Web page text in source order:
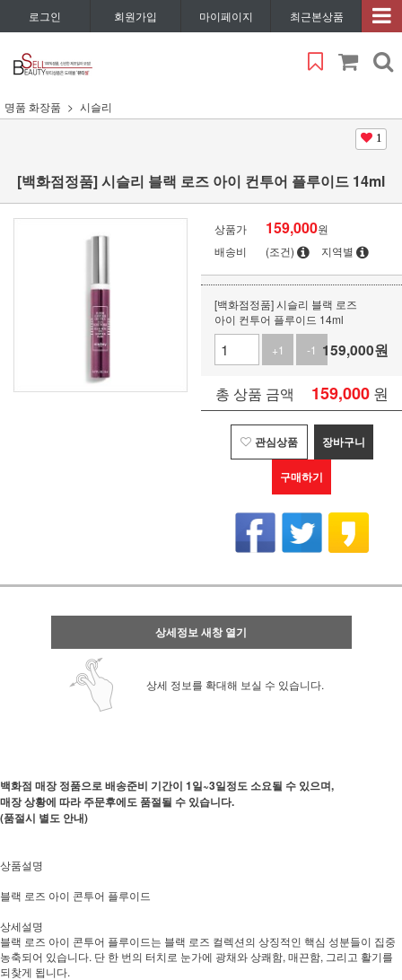
로그인 회원가입 마이페이지 최근본상품
명품 화장품 시슬리
1
[백화점정품] 시슬리 블랙 로즈 아이 컨투어 플루이드 14ml
상품가 159,000원
배송비
(조건) 지역별
[백화점정품] 시슬리 블랙 로즈
아이 컨투어 플루이드 14ml
+1
-1 159,000원
총 상품 금액 159,000 원
관심상품 장바구니
구매하기
상세정보 새창 열기
상세 정보를 확대해 보실 수 있습니다.
백화점 매장 정품으로 배송준비 기간이 1일~3일정도 소요될 수 있으며,
매장 상황에 따라 주문후에도 품절될 수 있습니다.
(품절시 별도 안내)
상품설명
블랙 로즈 아이 콘투어 플루이드
상세설명
블랙 로즈 아이 콘투어 플루이드는 블랙 로즈 컬렉션의 상징적인 핵심 성분들이 집중
농축되어 있습니다. 단 한 번의 터치로 눈가에 광채와 상쾌함, 매끈함, 그리고 활기를
되찾게 됩니다.